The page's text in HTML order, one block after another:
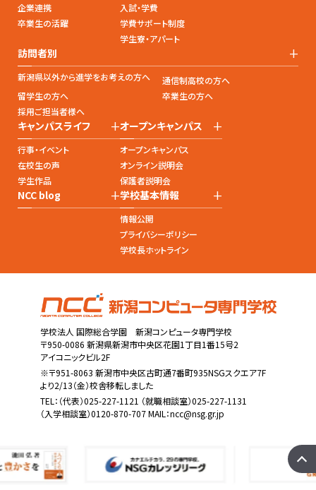
企業連携
卒業生の活躍
入試・学費
学費サポート制度
学生寮・アパート
訪問者別 +
新潟県以外から進学をお考えの方へ
通信制高校の方へ
留学生の方へ
卒業生の方へ
採用ご担当者様へ
キャンパスライフ +
行事・イベント
在校生の声
学生作品
オープンキャンパス +
オープンキャンパス
オンライン説明会
保護者説明会
NCC blog +学校基本情報 +
情報公開
プライバシーポリシー
学校長ホットライン
学校法人 国際総合学園 新潟コンピュータ専門学校
〒950-0086 新潟県新潟市中央区花園1丁目1番15号2
アイコニックビル2F
※〒951-8063 新潟市中央区古町通7番町935NSGスクエア7F
より2/13（金）校舎移転しました
TEL： （代表）025-227-1121 （就職相談室）025-227-1131
（入学相談室）0120-870-707 MAIL：ncc@nsg.gr.jp